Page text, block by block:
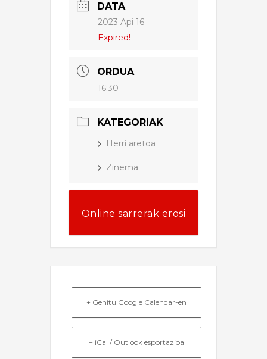
DATA
2023 Api 16
Expired!
ORDUA
16:30
KATEGORIAK
Herri aretoa
Zinema
Online sarrerak erosi
+ Gehitu Google Calendar-en
+ iCal / Outlook esportazioa